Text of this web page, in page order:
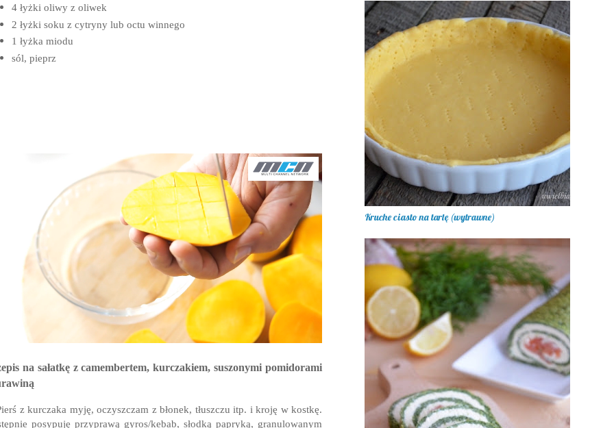
4 łyżki oliwy z oliwek
2 łyżki soku z cytryny lub octu winnego
1 łyżka miodu
sól, pieprz
na sałatkę z camembertem, kurczakiem, suszonymi pomidorami
z kurczaka myję, oczyszczam z błonek, tłuszczu itp. i kroję w kostkę.
posypuję przyprawą gyros/kebab, słodką papryką, granulowanym
Kruche ciasto na tartę (wytrawne)